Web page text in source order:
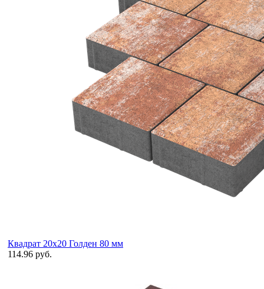
Квадрат 20х20 Голден 80 мм
114.96 руб.